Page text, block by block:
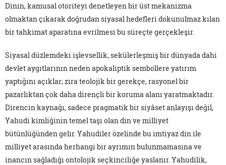
Dinin, kamusal otoriteyi denetleyen bir üst mekanizma
olmaktan çıkarak doğrudan siyasal hedefleri dokunulmaz kılan
bir tahkimat aparatına evrilmesi bu süreçte gerçekleşir.
Siyasal düzlemdeki işlevsellik, sekülerleşmiş bir dünyada dahi
devlet aygıtlarının neden apokaliptik sembollere yatırım
yaptığını açıklar; zira teolojik bir gerekçe, rasyonel bir
pazarlıktan çok daha dirençli bir koruma alanı yaratmaktadır.
Direncin kaynağı, sadece pragmatik bir siyâset anlayışı değil,
Yahudi kimliğinin temel taşı olan din ve milliyet
bütünlüğünden gelir. Yahudiler özelinde bu imtiyaz din ile
milliyet arasında herhangi bir ayrımın bulunmamasına ve
inancın sağladığı ontolojik seçkinciliğe yaslanır. Yahudilik,